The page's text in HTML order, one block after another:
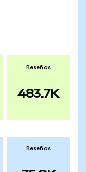
Reseñas
483.7K
Reseñas